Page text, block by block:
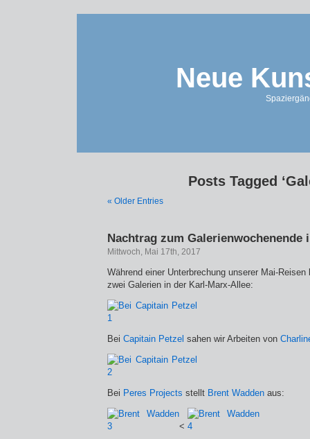
Neue
Posts Tagged
« Older Entries
Nachtrag zum Galerienwochenende
Mittwoch, Mai 17th, 2017
Während einer Unterbrechung unserer Mai-
zwei Galerien in der Karl-Marx-Allee:
Bei Capitain Petzel sahen wir Arbeiten von
Bei Peres Projects stellt Brent Wadden aus:
<